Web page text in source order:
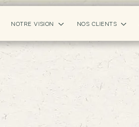
NOTRE VISION NOS CLIENTS